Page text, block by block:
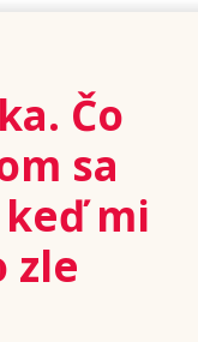
Čo
sa
mi
zle